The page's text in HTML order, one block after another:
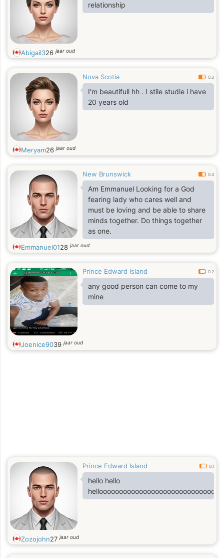
relationship
Abigail326jaar oud
Nova Scotia 0.3
I'm beautifull hh . I stile studie i have
20 years old
Meryam26jaar oud
New Brunswick 0.4
Am Emmanuel Looking for a God
fearing lady who cares well and
must be loving and be able to share
minds together. Do things together
as one.
Emmanuel0128jaar oud
Prince Edward Island 0.2
any good person can come to my
mine
Joenice9039jaar oud
Prince Edward Island 0.1
hello hello
Zozojohn27jaar oud